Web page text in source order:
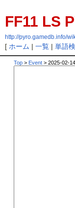
FF11 LS
http://pyro.gamedb.info/
[ ホーム | 一覧| 単語
Top > Event > 2025-02-14